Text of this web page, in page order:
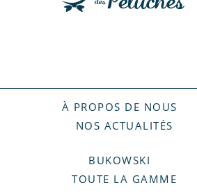
À PROPOS DE NOUS
NOS ACTUALITÉS
BUKOWSKI
TOUTE LA GAMME